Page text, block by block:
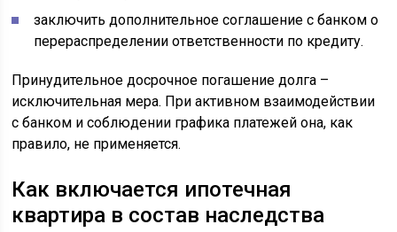
заключить дополнительное соглашение с банком о
перераспределении ответственности по кредиту.
Принудительное досрочное погашение долга –
исключительная мера. При активном взаимодействии
с банком и соблюдении графика платежей она, как
правило, не применяется.
Как включается ипотечная
квартира в состав наследства